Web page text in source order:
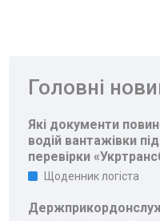
Головні
Які документи
водій вантажівки
перевірки
Щоденник логіста